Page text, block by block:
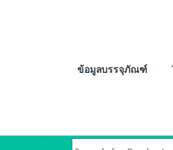
ข้อมูลบรรจุภัณฑ์